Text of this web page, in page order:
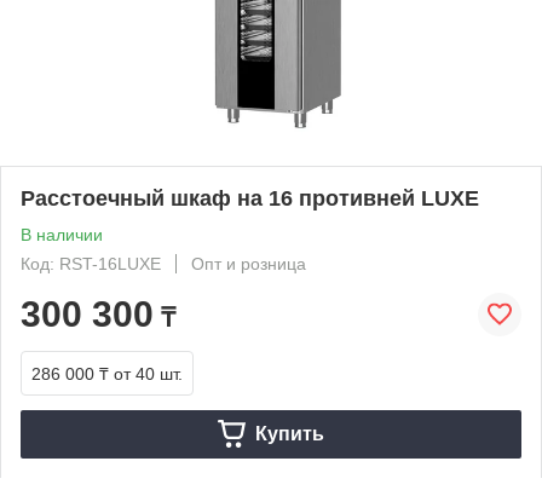
Расстоечный шкаф на 16 противней LUXE
В наличии
Код: RST-16LUXE
Опт и розница
300 300 ₸
286 000 ₸ от 40 шт.
Купить